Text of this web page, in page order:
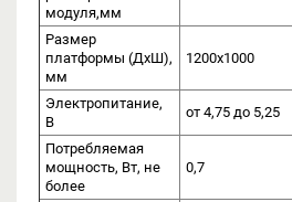
модуля,мм
Размер
платформы (ДхШ),
мм
1200х1000
Электропитание,
В
от 4,75 до 5,25
Потребляемая
мощность, Вт, не
более
0,7